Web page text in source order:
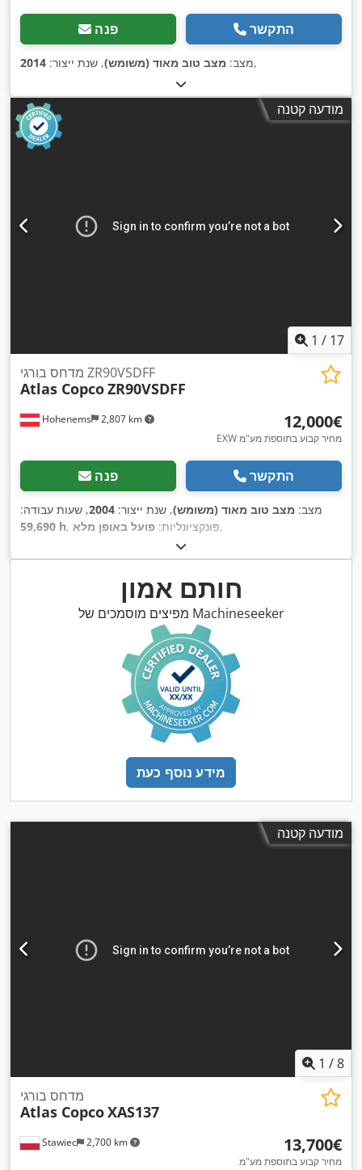
פנה התקשר
מצב: מצב טוב מאוד (משומש), שנת ייצור: 2014 ,
מודעה קטנה
1 / 17
Hohenems 2,807 km
מדחס בורגי ZR90VSDFF
Atlas CopcoZR90VSDFF
‏12,000 ‏€
EXW מחיר קבוע בתוספת מע"מ
פנה התקשר
מצב: מצב טוב מאוד (משומש), שנת ייצור: 2004, שעות עבודה:
59,690 h
, פונקציונליות: פועל באופן מלא ,
חותם אמון
מפיצים מוסמכים של Machineseeker
מידע נוסף כעת
מודעה קטנה
1 /8
Stawiec 2,700 km
מדחס בורגי
Atlas CopcoXAS137
‏13,700 ‏€
מחיר קבוע בתוספת מע"מ